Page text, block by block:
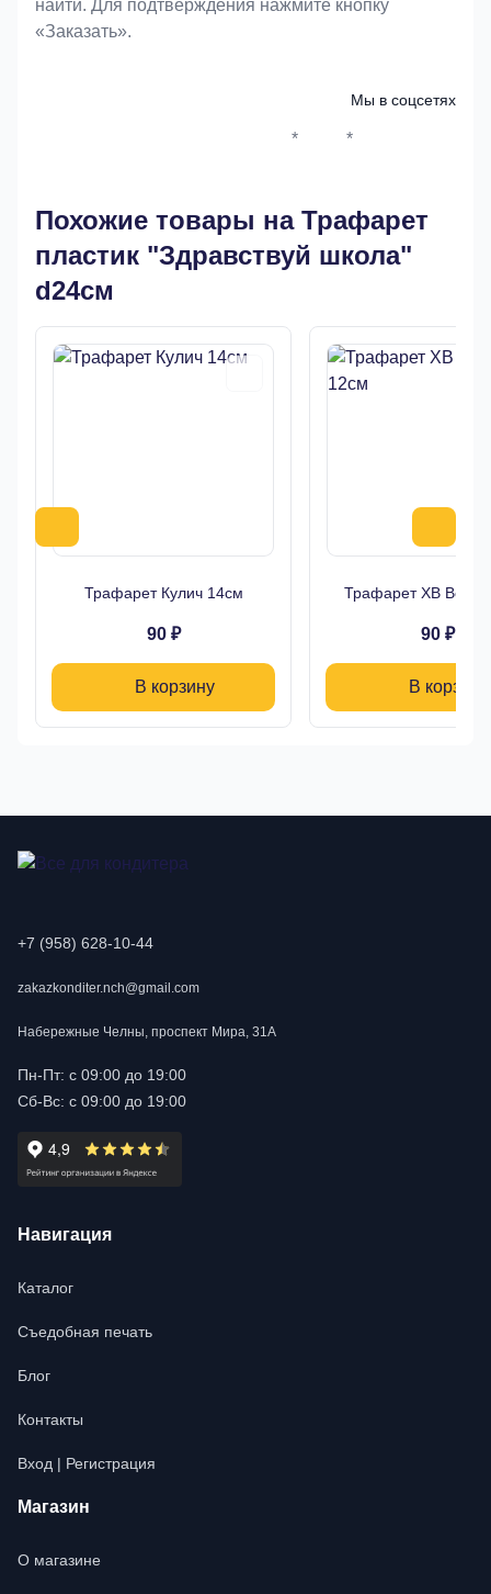
найти. Для подтверждения нажмите кнопку
«Заказать».
Мы в соцсетях
* *
Похожие товары на Трафарет
пластик "Здравствуй школа"
d24см
Трафарет Кулич 14см
90 ₽
В корзину
Трафарет ХВ
90 ₽
В корзину
+7 (958) 628-10-44
zakazkonditer.nch@gmail.com
Набережные Челны, проспект Мира, 31А
Пн-Пт: с 09:00 до 19:00
Сб-Вс: с 09:00 до 19:00
Навигация
Каталог
Съедобная печать
Блог
Контакты
Вход | Регистрация
Магазин
О магазине